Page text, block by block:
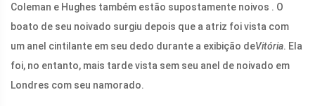
Coleman e Hughes também estão supostamente noivos . O
boato de seu noivado surgiu depois que a atriz foi vista com
um anel cintilante em seu dedo durante a exibição deVitória. Ela
foi, no entanto, mais tarde vista sem seu anel de noivado em
Londres com seu namorado.